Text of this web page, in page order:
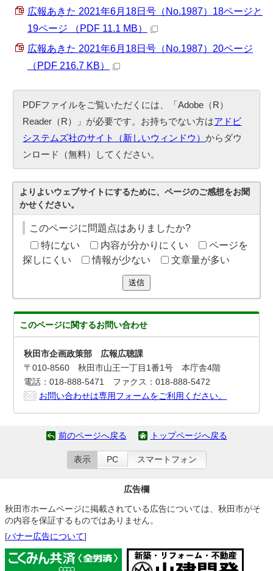
広報あきた 2021年6月18日号（No.1987）18ページと
19ページ （PDF 11.1 MB）
広報あきた 2021年6月18日号（No.1987）20ページ
（PDF 216.7 KB）
PDFファイルをご覧いただくには、「Adobe（R）
Reader（R）」が必要です。お持ちでない方はアドビ
システムズ社のサイト（新しいウィンドウ）からダウ
ンロード（無料）してください。
よりよいウェブサイトにするために、ページのご感想をお聞
かせください。
このページに問題点はありましたか?
特にない
内容が分かりにくい
ページを
探しにくい
情報が少ない 文章量が多い
送信
このページに関するお問い合わせ
秋田市企画政策部 広報広聴課
〒010-8560 秋田市山王一丁目1番1号 本庁舎4階
電話：018-888-5471 ファクス：018-888-5472
お問い合わせは専用フォームをご利用ください。
前のページへ戻る トップページへ戻る
表示 PC スマートフォン
広告欄
秋田市ホームページに掲載されている広告については、秋田市がそ
の内容を保証するものではありません。
[バナー広告について]